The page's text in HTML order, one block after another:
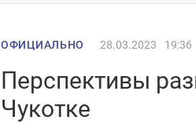
ОФИЦИАЛЬНО 28.03.2023 19:36
Перспективы
Чукотке